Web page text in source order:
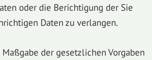
oder die Berichtigung der Sie
Daten zu verlangen.
der gesetzlichen Vorgaben